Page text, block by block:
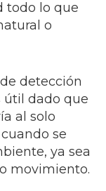
todo lo que
o
detección
útil dado que
al solo
se
ya sea
movimiento.